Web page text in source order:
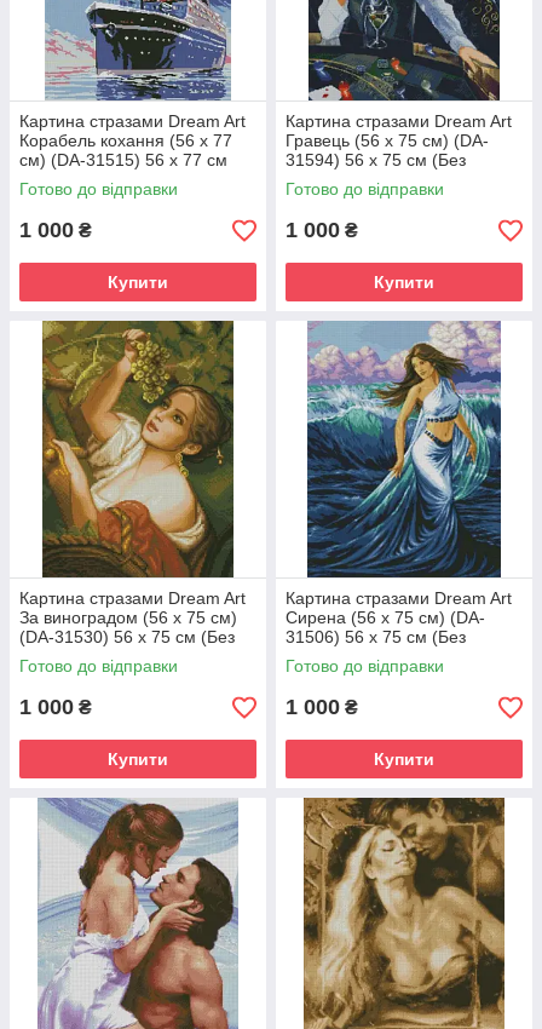
Картина стразами Dream Art
Корабель кохання (56 х 77
см) (DA-31515) 56 х 77 см
(Без підрамника)
Готово до відправки
1 000 ₴
Купити
Картина стразами Dream Art
Гравець (56 х 75 см) (DA-
31594) 56 х 75 см (Без
підрамника)
Готово до відправки
1 000 ₴
Купити
Картина стразами Dream Art
За виноградом (56 х 75 см)
(DA-31530) 56 х 75 см (Без
підрамника)
Готово до відправки
1 000 ₴
Купити
Картина стразами Dream Art
Сирена (56 х 75 см) (DA-
31506) 56 х 75 см (Без
підрамника)
Готово до відправки
1 000 ₴
Купити